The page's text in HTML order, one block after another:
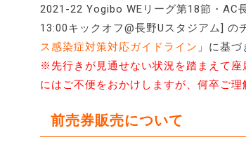
2021-22 Yogibo WEリーグ第18節・AC
13:00キックオフ@長野Uスタジアム]
ス感染症対策対応ガイドライン 」に基
※先行きが見通せない状況を踏まえて
にはご不便をおかけしますが、何卒ご理
前売券販売について